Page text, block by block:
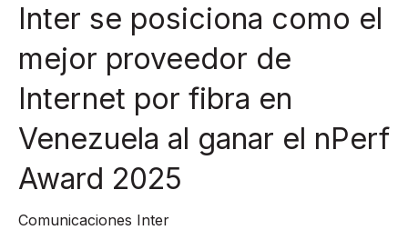
Inter se posiciona como el
mejor proveedor de
Internet por fibra en
Venezuela al ganar el nPerf
Award 2025
Comunicaciones Inter